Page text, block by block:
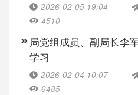
2026-02-05 19:04
4510
局党组成员、副局长李
学习
2026-02-04 10:07
6485